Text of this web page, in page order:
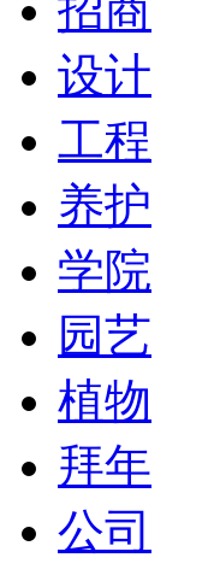
设计
工程
养护
学院
园艺
植物
拜年
公司